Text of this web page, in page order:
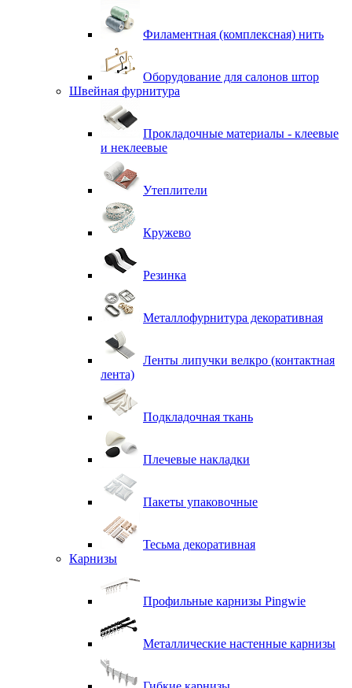
Филаментная (комплексная) нить
Оборудование для салонов штор
Швейная фурнитура
Прокладочные материалы - клеевые
и неклеевые
Утеплители
Кружево
Резинка
Металлофурнитура декоративная
Ленты липучки велкро (контактная
лента)
Подкладочная ткань
Плечевые накладки
Пакеты упаковочные
Тесьма декоративная
Карнизы
Профильные карнизы Pingwie
Металлические настенные карнизы